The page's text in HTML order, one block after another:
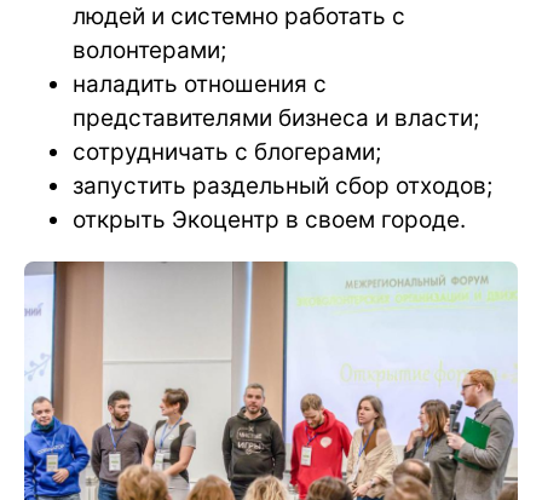
людей и системно работать с
волонтерами;
наладить отношения с
представителями бизнеса и власти;
сотрудничать с блогерами;
запустить раздельный сбор отходов;
открыть Экоцентр в своем городе.